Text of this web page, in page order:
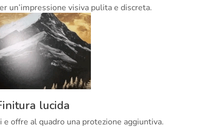
un’impressione visiva pulita e discreta.
lucida
offre al quadro una protezione aggiuntiva.